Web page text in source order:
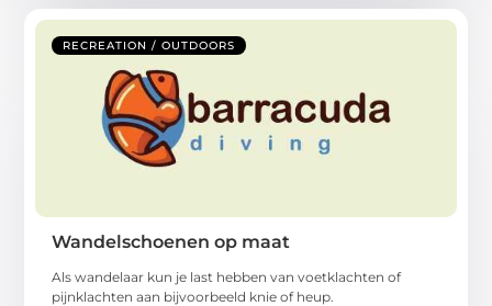
RECREATION / OUTDOORS
Wandelschoenen op maat
Als wandelaar kun je last hebben van voetklachten of
pijnklachten aan bijvoorbeeld knie of heup.